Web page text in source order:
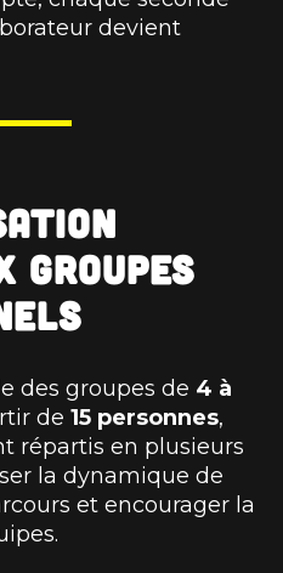
devient
groupes
des groupes de 4 à
de 15 personnes,
répartis en plusieurs
la dynamique de
et encourager la